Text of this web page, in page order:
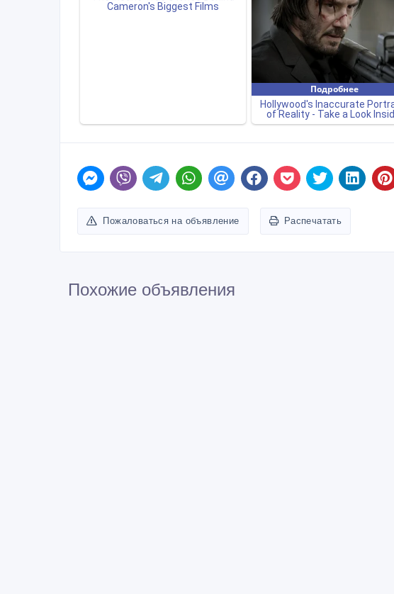
Пожаловаться на объявление Распечатать
Похожие объявления